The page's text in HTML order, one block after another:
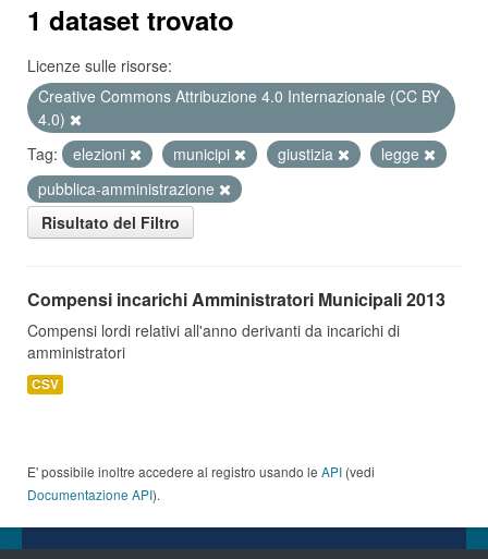
1 dataset trovato
Licenze sulle risorse:
Creative Commons Attribuzione 4.0 Internazionale (CC BY
4.0)
Tag:
elezioni municipi giustizia
legge
pubblica-amministrazione
Risultato del Filtro
Compensi incarichi Amministratori Municipali 2013
Compensi lordi relativi all'anno derivanti da incarichi di
amministratori
CSV
E' possibile inoltre accedere al registro usando le API (vedi
Documentazione API).